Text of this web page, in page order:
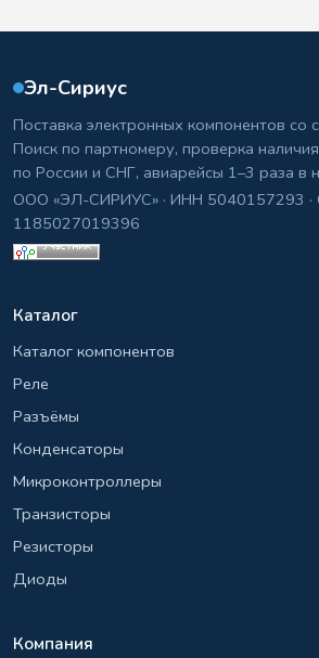
Эл-Сириус
Поставка электронных компонентов со
Поиск по партномеру, проверка
по России и СНГ, авиарейсы 1–3 раза в
ООО «ЭЛ-СИРИУС» · ИНН 5040157293 ·
1185027019396
Каталог
Каталог компонентов
Реле
Разъёмы
Конденсаторы
Микроконтроллеры
Транзисторы
Резисторы
Диоды
Компания